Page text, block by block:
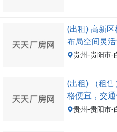
(出租) 高新
布局空间灵
贵州-贵阳市-
(出租) （租
格便宜，交
贵州-贵阳市-